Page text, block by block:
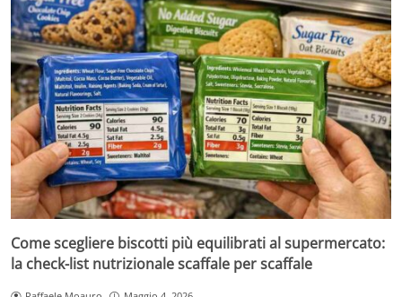
Come scegliere biscotti più equilibrati al supermercato:
la check-list nutrizionale scaffale per scaffale